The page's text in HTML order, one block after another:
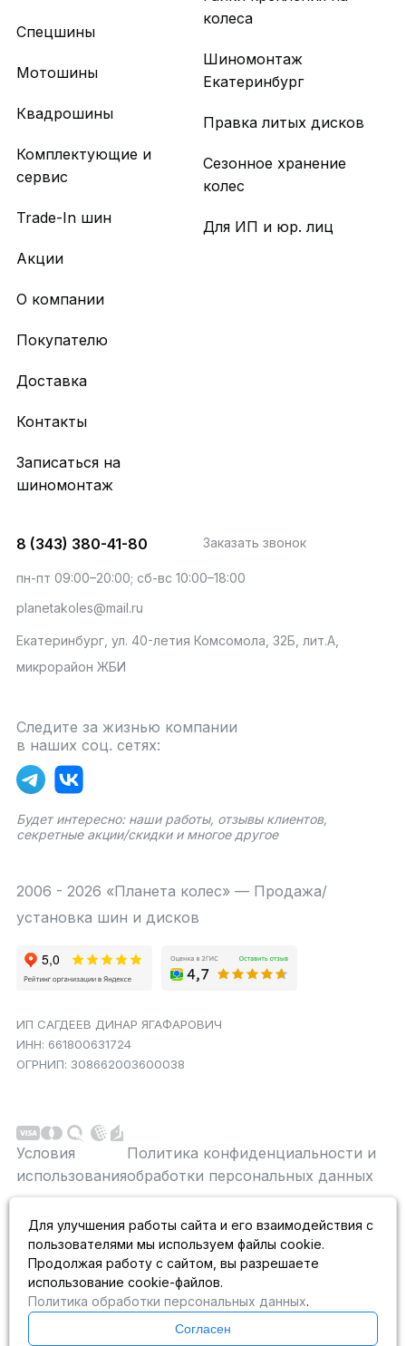
Спецшины
Мотошины
Квадрошины
Комплектующие и
сервис
Trade-In шин
Акции
колеса
Шиномонтаж
Екатеринбург
Правка литых дисков
Сезонное хранение
колес
Для ИП и юр. лиц
О компании
Покупателю
Доставка
Контакты
Записаться на
шиномонтаж
8 (343) 380-41-80 Заказать звонок
пн-пт 09:00–20:00; сб-вс 10:00–18:00
planetakoles@mail.ru
Екатеринбург, ул. 40-летия Комсомола, 32Б, лит.А,
микрорайон ЖБИ
Следите за жизнью компании
в наших соц. сетях:
Будет интересно: наши работы, отзывы клиентов,
секретные акции/скидки и многое другое
2006 - 2026 «Планета колес» — Продажа/
установка шин и дисков
ИП САГДЕЕВ ДИНАР ЯГАФАРОВИЧ
ИНН: 661800631724
ОГРНИП: 308662003600038
Условия
использования
Политика конфиденциальности и
обработки персональных данных
публичной офертой не является. На данном
информационном ресурсе применяются
рекомендательные технологии.
Для улучшения работы сайта и его взаимодействия с
пользователями мы используем файлы cookie.
Продолжая работу с сайтом, вы разрешаете
использование cookie-файлов.
Политика обработки персональных данных.
Согласен